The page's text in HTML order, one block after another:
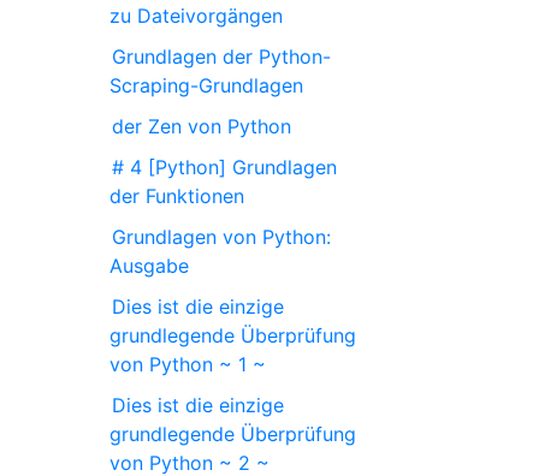
zu Dateivorgängen
Grundlagen der Python-
Scraping-Grundlagen
der Zen von Python
# 4 [Python] Grundlagen
der Funktionen
Grundlagen von Python:
Ausgabe
Dies ist die einzige
grundlegende Überprüfung
von Python ~ 1 ~
Dies ist die einzige
grundlegende Überprüfung
von Python ~ 2 ~